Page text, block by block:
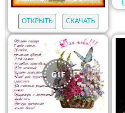
ОТКРЫТЬ СКАЧАТЬ